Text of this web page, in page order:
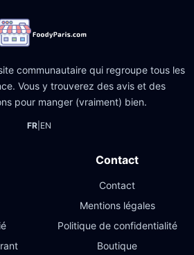
communautaire qui regroupe tous les
Vous y trouverez des avis et des
pour manger (vraiment) bien.
FR| EN
Contact
Contact
Mentions légales
Politique de confidentialité
Boutique